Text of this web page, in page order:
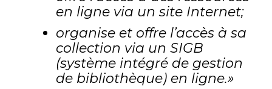
en ligne via un site Internet;
organise et offre l’accès à sa
collection via un SIGB
(système intégré de gestion
de bibliothèque) en ligne.»